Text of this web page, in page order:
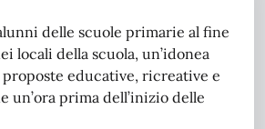
delle scuole primarie al fine
locali della scuola, un’idonea
educative, ricreative e
un’ora prima dell’inizio delle